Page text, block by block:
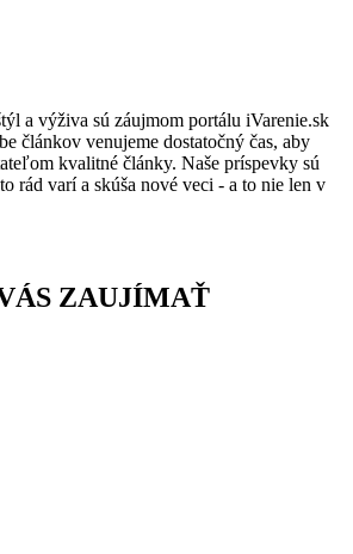
a výživa sú záujmom portálu iVarenie.sk
článkov venujeme dostatočný čas, aby
kvalitné články. Naše príspevky sú
rád varí a skúša nové veci - a to nie len v
ZAUJÍMAŤ